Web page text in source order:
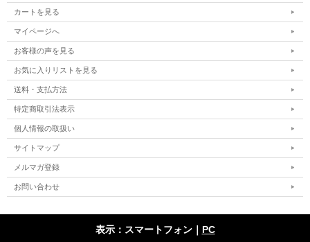
カートを見る
マイページへ
お客様の声を見る
お気に入りリストを見る
送料・支払方法
特定商取引法表示
個人情報の取扱い
サイトマップ
メルマガ登録
お問い合わせ
表示：スマートフォン｜ PC